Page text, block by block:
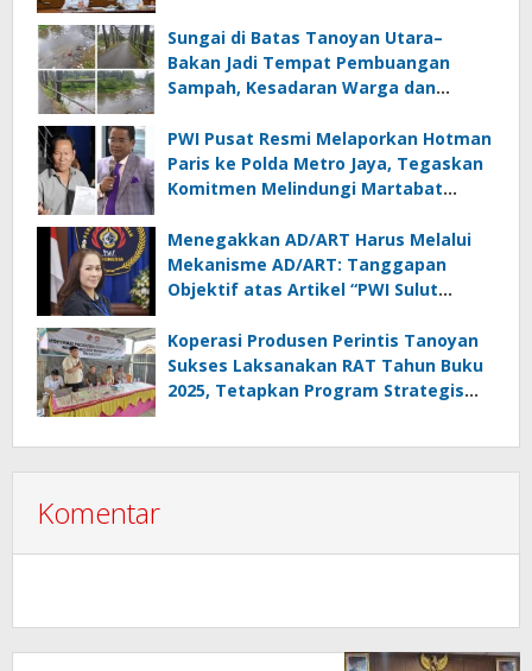
Sungai di Batas Tanoyan Utara–
Bakan Jadi Tempat Pembuangan
Sampah, Kesadaran Warga dan
PWI Pusat Resmi Melaporkan Hotman
Paris ke Polda Metro Jaya, Tegaskan
Komitmen Melindungi Martabat
Menegakkan AD/ART Harus Melalui
Mekanisme AD/ART: Tanggapan
Objektif atas Artikel “PWI Sulut
Melanggar Aturan”
Koperasi Produsen Perintis Tanoyan
Sukses Laksanakan RAT Tahun Buku
2025, Tetapkan Program Strategis
Komentar